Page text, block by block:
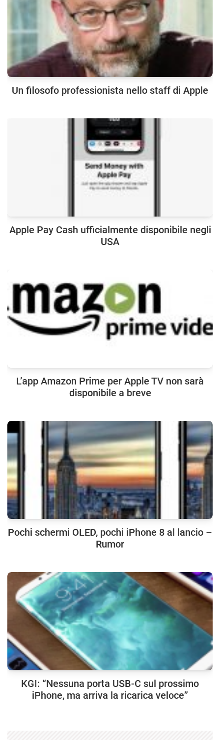
Un filosofo professionista nello staff di Apple
Apple Pay Cash ufficialmente disponibile negli
USA
L’app Amazon Prime per Apple TV non sarà
disponibile a breve
Pochi schermi OLED, pochi iPhone 8 al lancio –
Rumor
KGI: “Nessuna porta USB-C sul prossimo
iPhone, ma arriva la ricarica veloce”